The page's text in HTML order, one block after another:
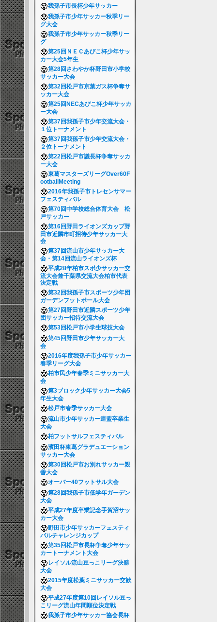
我孫子市長杯少年サッカー
我孫子市少年サッカー秋季リー
グ大会
我孫子市少年サッカー秋季リー
グ
第25回ＮＥＣあびこ杯少年サッ
カー大会5年生
第28回さわやか杯野田市小学校
サッカー大会
第32回松戸市京葉ガス杯争奪サ
ッカー大会
第25回NECあびこ杯少年サッカ
ー大会
第37回我孫子市少年交流大会・
１位トーナメント
第37回我孫子市少年交流大会・
２位トーナメント
第22回松戸市議長杯争奪サッカ
ー大会
東葛マスターズリーグOver60F
ootballMeeting
2016年我孫子市トレセンサマー
フェスティバル
第70回中学校総合体育大会 松
戸サッカー
第16回野田ライオンズカップ野
田市近隣市町招待少年サッカー大
会
第37回流山市少年サッカー大
会・第14回流山ライオンズ杯
平成28年柏市スポ少サッカー交
流大会兼千葉県交流大会柏市代表
決定戦
第32回我孫子市スポーツ少年団
ガーデンフットボール大会
第27回野田市近隣スポーツ少年
団サッカー招待交流大会
第53回松戸市小学生球技大会
第45回野田市少年サッカー大
会
2016年度我孫子市少年サッカー
春季リーグ大会
柏市民少年春季ミニサッカー大
会
第3ブロック少年サッカー大会5
年生大会
松戸市春季サッカー大会
流山市少年サッカー連盟卒業生
大会
柏フットサルフェスティバル
濱田杯東葛グラデュエーション
サッカー大会
第30回松戸市お別れサッカー親
善大会
オーバー40フットサル大会
第28回我孫子市低学年ガーデン
大会
平成27年度卒業記念手賀沼サッ
カー大会
野田市少年サッカーフェスティ
バルチャレンジカップ
第35回松戸市長杯争奪少年サッ
カートーナメント大会
レイソル流山豆っこリーグ決勝
大会
2015年度松葉ミニサッカー交歓
大会
平成27年度第10回レイソル豆っ
こリーグ流山年間順位決定戦
我孫子市少年サッカー協会長杯